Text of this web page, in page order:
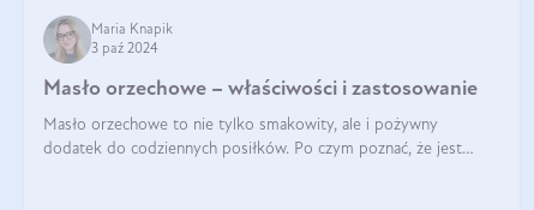
Maria Knapik
3 paź 2024
Masło orzechowe – właściwości i zastosowanie
Masło orzechowe to nie tylko smakowity, ale i pożywny
dodatek do codziennych posiłków. Po czym poznać, że jest